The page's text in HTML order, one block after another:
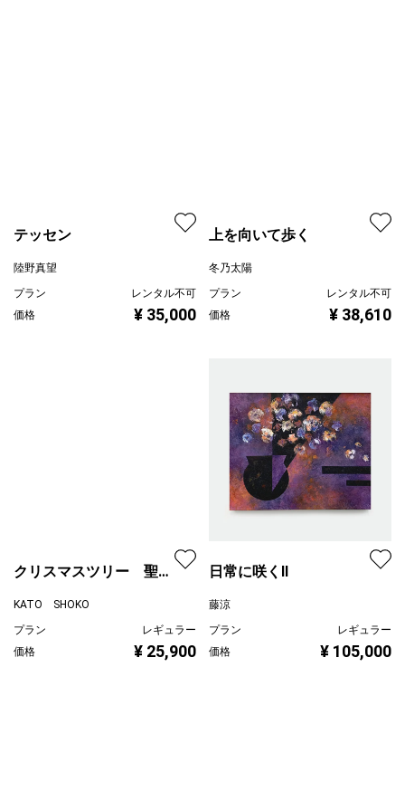
テッセン
陸野真望
プラン
レンタル不可
価格
¥ 35,000
上を向いて歩く
冬乃太陽
プラン
レンタル不可
価格
¥ 38,610
クリスマスツリー 聖
KATO SHOKO
プラン
レギュラー
価格
¥ 25,900
日常に咲くII
藤涼
プラン
レギュラー
価格
¥ 105,000